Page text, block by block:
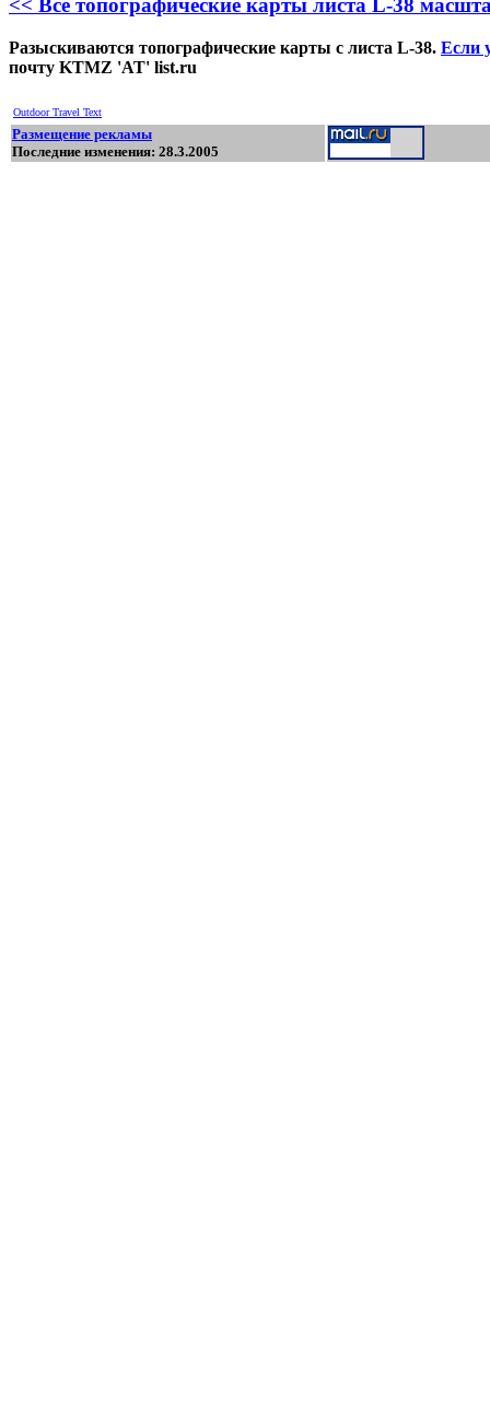
<< Все топографические карты листа L-38
Разыскиваются топографические карты с листа L-38. Если
почту KTMZ 'AT' list.ru
Outdoor Travel Text
Размещение рекламы
Последние изменения: 28.3.2005